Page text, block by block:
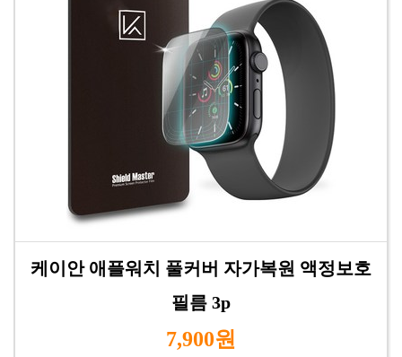
케이안 애플워치 풀커버 자가복원 액정보호
필름 3p
7,900원